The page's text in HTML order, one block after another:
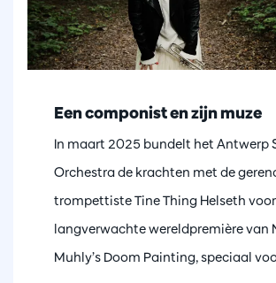
Een componist en zijn muze
In maart 2025 bundelt het Antwerp
Orchestra de krachten met de
trompettiste Tine Thing Helseth
langverwachte wereldpremière van
Muhly’s Doom Painting, speciaal